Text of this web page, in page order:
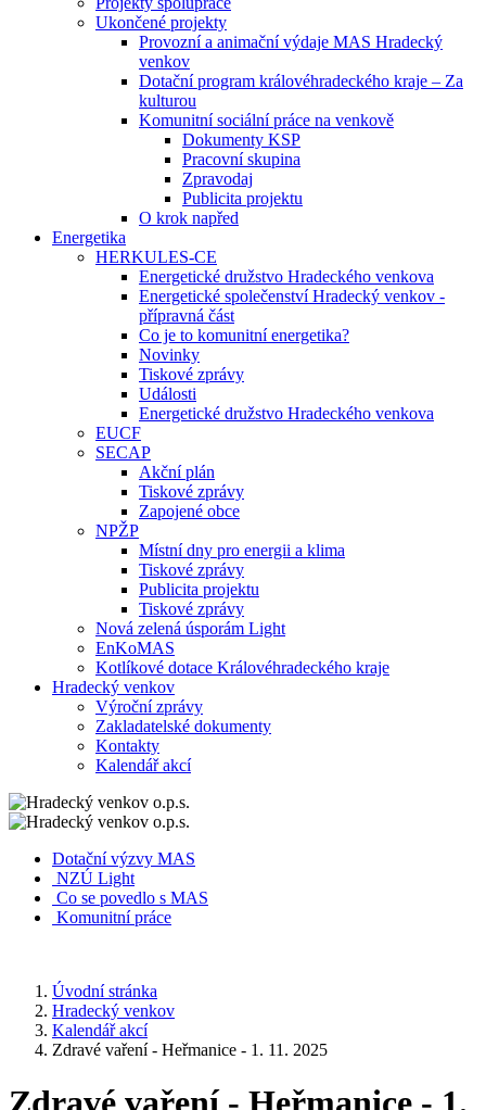
Ukončené projekty
Provozní a animační výdaje MAS Hradecký
venkov
Dotační program královéhradeckého kraje – Za
kulturou
Komunitní sociální práce na venkově
Dokumenty KSP
Pracovní skupina
Zpravodaj
Publicita projektu
O krok napřed
Energetika
HERKULES-CE
Energetické družstvo Hradeckého venkova
Energetické společenství Hradecký venkov -
přípravná část
Co je to komunitní energetika?
Novinky
Tiskové zprávy
Události
Energetické družstvo Hradeckého venkova
EUCF
SECAP
Akční plán
Tiskové zprávy
Zapojené obce
NPŽP
Místní dny pro energii a klima
Tiskové zprávy
Publicita projektu
Tiskové zprávy
Nová zelená úsporám Light
EnKoMAS
Kotlíkové dotace Královéhradeckého kraje
Hradecký venkov
Výroční zprávy
Zakladatelské dokumenty
Kontakty
Kalendář akcí
Dotační výzvy MAS
NZÚ Light
Co se povedlo s MAS
Komunitní práce
Úvodní stránka
Hradecký venkov
Kalendář akcí
Zdravé vaření - Heřmanice - 1. 11. 2025